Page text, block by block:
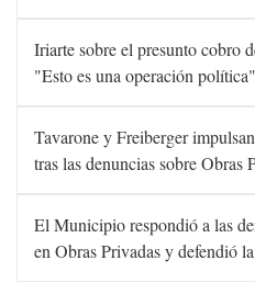
Iriarte sobre el presunto cobro
"Esto es una operación política"
Tavarone y Freiberger
tras las denuncias sobre Obras
El Municipio respondió a las
en Obras Privadas y defendió